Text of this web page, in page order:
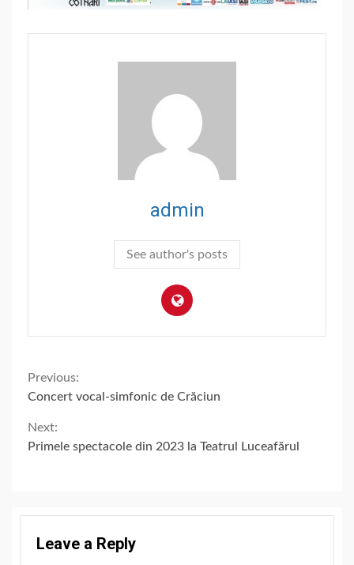
admin
See author's posts
Continue
Reading
Previous:
Concert vocal-simfonic de Crăciun
Next:
Primele spectacole din 2023 la Teatrul Luceafărul
Leave a Reply